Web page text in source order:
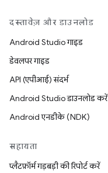
दस्तावेज़ और डाउनलोड
Android Studio गाइड
डेवलपर गाइड
API (एपीआई) संदर्भ
Android Studio डाउनलोड करें
Android एनडीके (NDK)
सहायता
प्लैटफ़ॉर्म गड़बड़ी की रिपोर्ट करें